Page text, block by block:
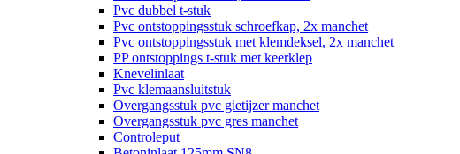
Pvc dubbel t-stuk
Pvc ontstoppingsstuk schroefkap, 2x manchet
Pvc ontstoppingsstuk met klemdeksel, 2x manchet
PP ontstoppings t-stuk met keerklep
Knevelinlaat
Pvc klemaansluitstuk
Overgangsstuk pvc gietijzer manchet
Overgangsstuk pvc gres manchet
Controleput